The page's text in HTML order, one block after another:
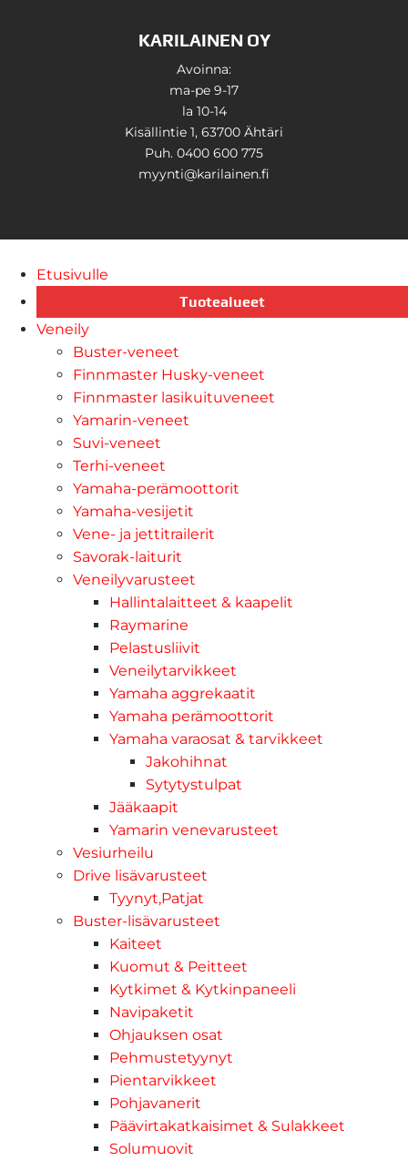
KARILAINEN OY
Avoinna:
ma-pe 9-17
la 10-14
Kisällintie 1, 63700 Ähtäri
Puh. 0400 600 775
myynti@karilainen.fi
Etusivulle
Tuotealueet
Veneily
Buster-veneet
Finnmaster Husky-veneet
Finnmaster lasikuituveneet
Yamarin-veneet
Suvi-veneet
Terhi-veneet
Yamaha-perämoottorit
Yamaha-vesijetit
Vene- ja jettitrailerit
Savorak-laiturit
Veneilyvarusteet
Hallintalaitteet & kaapelit
Raymarine
Pelastusliivit
Veneilytarvikkeet
Yamaha aggrekaatit
Yamaha perämoottorit
Yamaha varaosat & tarvikkeet
Jakohihnat
Sytytystulpat
Jääkaapit
Yamarin venevarusteet
Vesiurheilu
Drive lisävarusteet
Tyynyt,Patjat
Buster-lisävarusteet
Kaiteet
Kuomut & Peitteet
Kytkimet & Kytkinpaneeli
Navipaketit
Ohjauksen osat
Pehmustetyynyt
Pientarvikkeet
Pohjavanerit
Päävirtakatkaisimet & Sulakkeet
Solumuovit